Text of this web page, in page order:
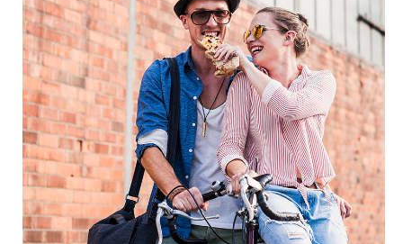
PARA PROFESIONALES
CUPONES
DÓNDE COMPRAR
VE (ES)
SUSCRÍBETE